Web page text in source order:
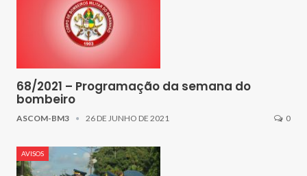
68/2021 – Programação da semana do
bombeiro
ASCOM-BM3 26 DE JUNHO DE 2021 0
AVISOS